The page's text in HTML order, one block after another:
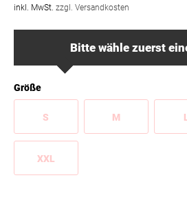
inkl. MwSt. zzgl. Versandkosten
Bitte wähle zuerst
Größe
S M
XXL